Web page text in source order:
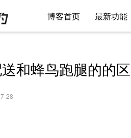
博客首页 最新功能
和蜂鸟跑腿的的
28